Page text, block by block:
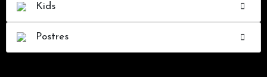
Kids
Postres